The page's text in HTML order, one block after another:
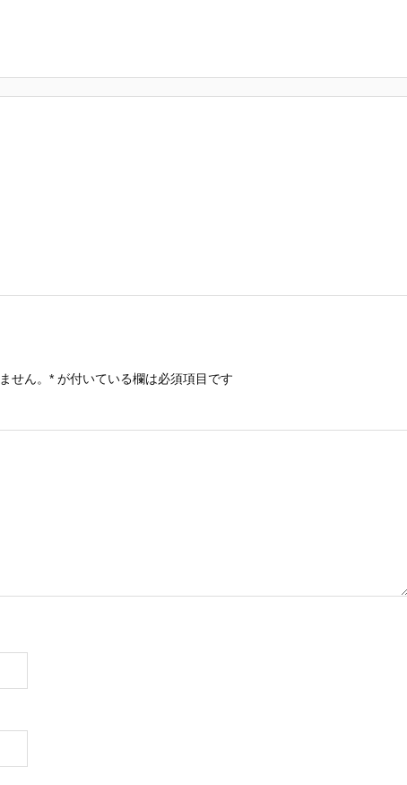
せん。 * が付いている欄は必須項目です